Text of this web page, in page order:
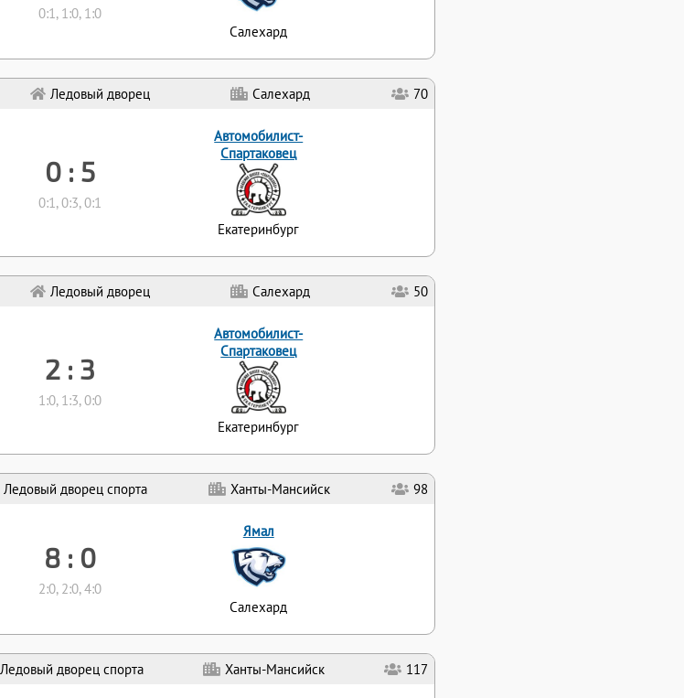
Ледовый дворец спорта Ханты-Мансийск 117
Ледовый дворец спорта Ханты-Мансийск 98
8 : 0
2:0, 2:0, 4:0
Ямал
Салехард
Ледовый дворец Салехард 50
2 : 3
1:0, 1:3, 0:0
Автомобилист-
Спартаковец
Екатеринбург
Ледовый дворец Салехард 70
0 : 5
0:1, 0:3, 0:1
Автомобилист-
Спартаковец
Екатеринбург
0:1, 1:0, 1:0
Салехард